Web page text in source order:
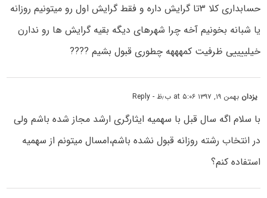
حسابداری کلا ۳تا گرایش داره و فقط گرایش اول رو میتونیم روزانه
یا شبانه بخونیم آخه چرا شهرهای دیگه بقیه گرایش ها رو ندارن
خیلییییی ظرفیت کمهههه چطوری قبول بشیم ????
یزدان بهمن ۱۹, ۱۳۹۷ at ۵:۰۶ ب٫ظ - Reply
با سلام اگه سال قبل با سهمیه ایثارگری ارشد مجاز شده باشم ولی
در انتخاب رشته روزانه قبول نشده باشم،امسال میتونم از سهمیه
استفاده کنم؟